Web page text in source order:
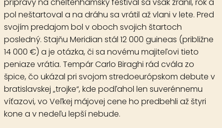
prípravy na cheltenhamský festival sa však zranil, rok a
pol neštartoval a na dráhu sa vrátil až vlani v lete. Pred
svojím predajom bol v oboch svojich štartoch
posledný. Stajňu Meridian stál 12 000 guineas (približne
14 000 €) a je otázka, či sa novému majiteľovi tieto
peniaze vrátia. Tempár Carlo Biraghi rád cvála zo
špice, čo ukázal pri svojom stredoeurópskom debute v
bratislavskej „trojke“, kde podľahol len suverénnemu
víťazovi, vo Veľkej májovej cene ho predbehli až štyri
kone a v nedeľu lepší nebude.